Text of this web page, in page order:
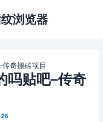
浏览器
奇搬砖项目
吗贴吧–传奇